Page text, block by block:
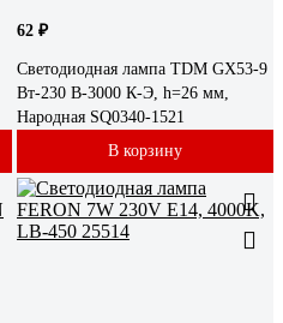
62 ₽
Светодиодная лампа TDM GX53-9
Вт-230 В-3000 К-Э, h=26 мм,
Народная SQ0340-1521
В корзину